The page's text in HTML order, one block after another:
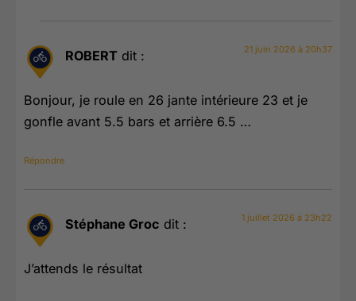
ROBERT dit : 21 juin 2026 à 20h37
Bonjour, je roule en 26 jante intérieure 23 et je
gonfle avant 5.5 bars et arrière 6.5 …
Répondre
Stéphane Groc dit : 1 juillet 2026 à 23h22
J’attends le résultat